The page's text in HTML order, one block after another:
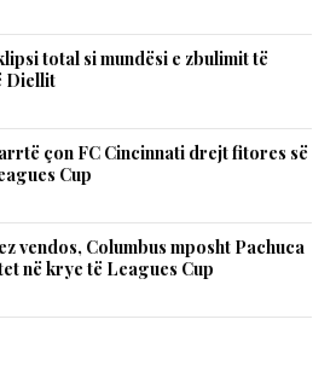
total si mundësi e zbulimit të
Diellit
çon FC Cincinnati drejt fitores së
Cup
vendos, Columbus mposht Pachuca
në krye të Leagues Cup